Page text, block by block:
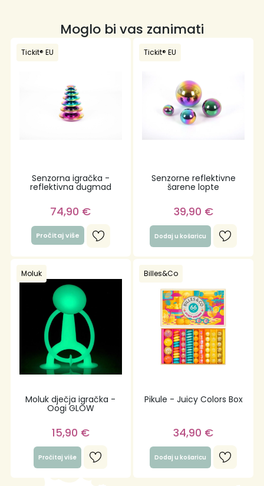
Moglo bi vas zanimati
Senzorna igračka -
reflektivna dugmad
Tickit® EU
74,90 €
Pročitaj više
Senzorne reflektivne
šarene lopte
Tickit® EU
39,90 €
Dodaj u košaricu
Moluk dječja igračka -
Oogi GLOW
Moluk
15,90 €
Pročitaj više
Pikule - Juicy Colors Box
Billes&Co
34,90 €
Dodaj u košaricu